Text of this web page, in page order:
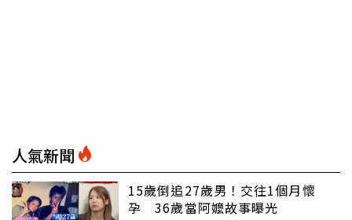
人氣新聞
15歲倒追27歲男！交往1個月懷
孕 36歲當阿嬤故事曝光